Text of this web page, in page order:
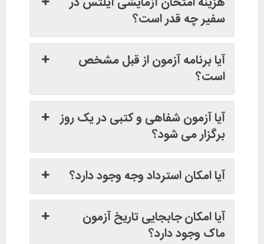
سفیر چه قدر است؟
آیا برنامه آزمون از قبل مشخص
است؟
آیا آزمون شفاهی و کتبی در یک روز
برگزار می شود؟
آیا امکان استرداد وجه وجود دارد؟
آیا امکان جابجایی تاریخ آزمون
ماک وجود دارد؟